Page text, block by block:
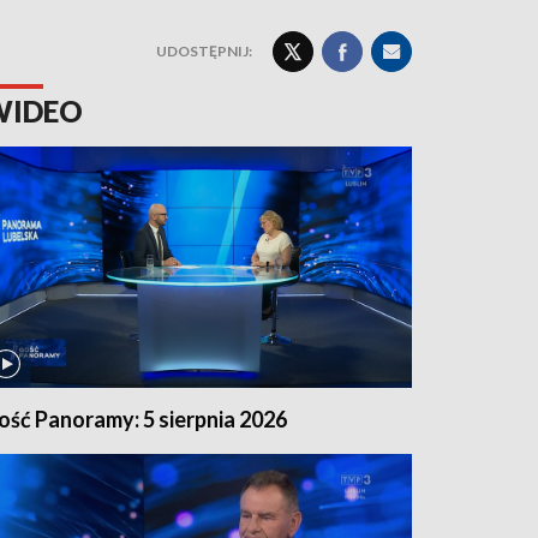
UDOSTĘPNIJ:
Panoramy: 5 sierpnia 2026